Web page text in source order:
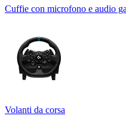
Cuffie con microfono e audio
Volanti da corsa